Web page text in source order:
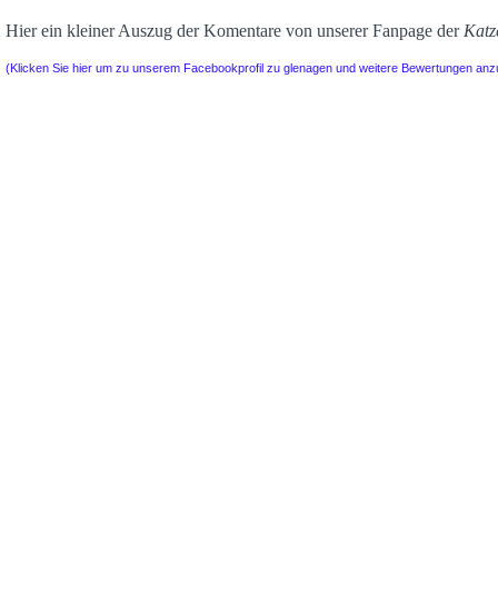
Hier ein kleiner Auszug der Komentare von unserer Fanpage der
(Klicken Sie hier um zu unserem Facebookprofil zu glenagen und weitere Bewertungen